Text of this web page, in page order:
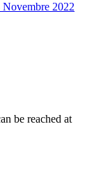
2022
be reached at